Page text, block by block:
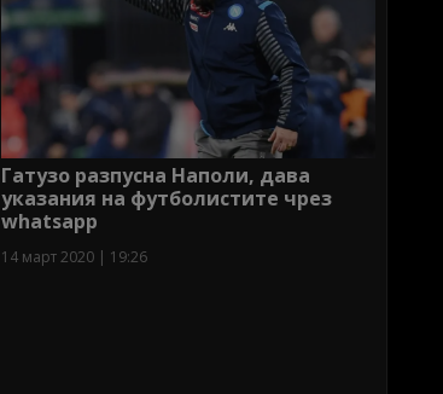
Гатузо разпусна Наполи, дава
указания на футболистите чрез
whatsapp
14 март 2020 | 19:26